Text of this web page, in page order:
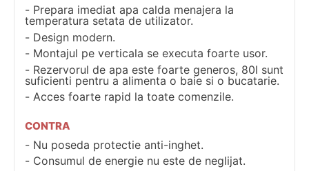
Prepara imediat apa calda menajera la
temperatura setata de utilizator.
Design modern.
Montajul pe verticala se executa foarte usor.
Rezervorul de apa este foarte generos, 80l sunt
suficienti pentru a alimenta o baie si o bucatarie.
Acces foarte rapid la toate comenzile.
CONTRA
Nu poseda protectie anti-inghet.
Consumul de energie nu este de neglijat.